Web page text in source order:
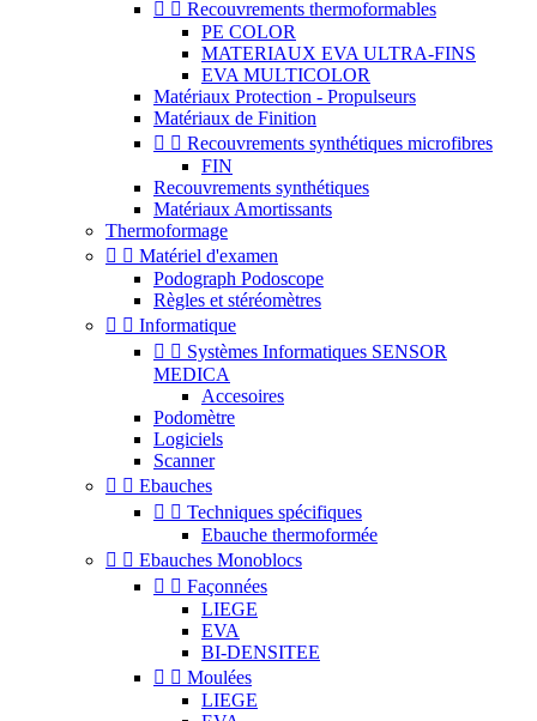
  Recouvrements thermoformables
PE COLOR
MATERIAUX EVA ULTRA-FINS
EVA MULTICOLOR
Matériaux Protection - Propulseurs
Matériaux de Finition
  Recouvrements synthétiques microfibres
FIN
Recouvrements synthétiques
Matériaux Amortissants
Thermoformage
  Matériel d'examen
Podograph Podoscope
Règles et stéréomètres
  Informatique
  Systèmes Informatiques SENSOR
MEDICA
Accesoires
Podomètre
Logiciels
Scanner
  Ebauches
  Techniques spécifiques
Ebauche thermoformée
  Ebauches Monoblocs
  Façonnées
LIEGE
EVA
BI-DENSITEE
  Moulées
LIEGE